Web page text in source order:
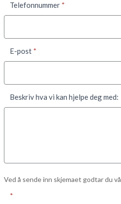
Telefonnummer *
E-post *
Beskriv hva vi kan hjelpe deg med:
Ved å sende inn skjemaet godtar du
*